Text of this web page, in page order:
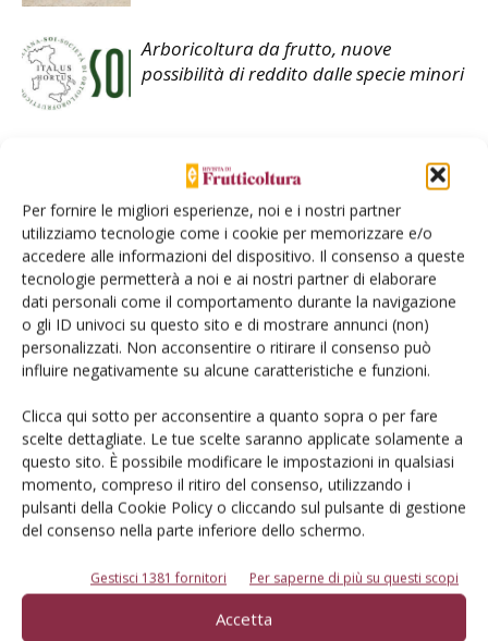
Per fornire le migliori esperienze, noi e i nostri partner
utilizziamo tecnologie come i cookie per memorizzare e/o
accedere alle informazioni del dispositivo. Il consenso a queste
tecnologie permetterà a noi e ai nostri partner di elaborare
dati personali come il comportamento durante la navigazione
o gli ID univoci su questo sito e di mostrare annunci (non)
personalizzati. Non acconsentire o ritirare il consenso può
influire negativamente su alcune caratteristiche e funzioni.
Clicca qui sotto per acconsentire a quanto sopra o per fare
scelte dettagliate. Le tue scelte saranno applicate solamente a
questo sito. È possibile modificare le impostazioni in qualsiasi
momento, compreso il ritiro del consenso, utilizzando i
pulsanti della Cookie Policy o cliccando sul pulsante di gestione
del consenso nella parte inferiore dello schermo.
Gestisci 1381 fornitori Per saperne di più su questi scopi
Accetta
Arboricoltura da frutto, nuove
possibilità di reddito dalle specie minori
E-magazine
Tecniche, prodotti e servizi dalle aziende
Catalogo Aziende e Prodotti
prodotto!